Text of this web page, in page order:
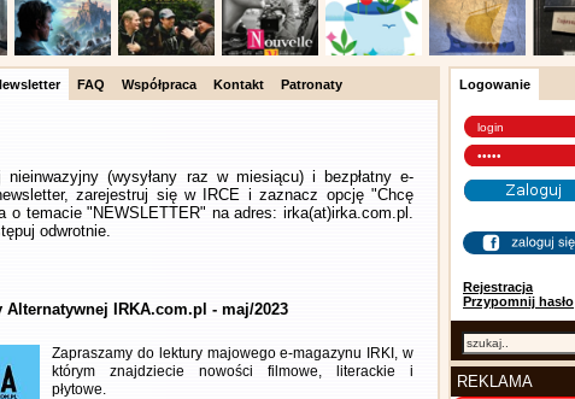
FAQ Współpraca Kontakt Patronaty
(wysyłany raz w miesiącu) i bezpłatny e-
zarejestruj się w IRCE i zaznacz opcję "Chcę
o temacie "NEWSLETTER" na adres: irka(at)irka.com.pl.
odwrotnie.
IRKA.com.pl - maj/2023
Zapraszamy do lektury majowego e-magazynu IRKI, w
którym znajdziecie nowości filmowe, literackie i
płytowe.
Logowanie
Rejestracja
Przypomnij hasło
REKLAMA